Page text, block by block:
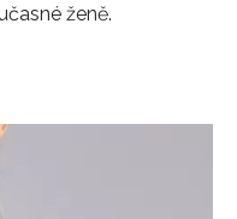
ženě.